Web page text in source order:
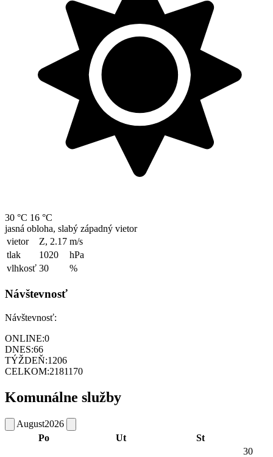
30 °C 16 °C
jasná obloha, slabý západný vietor
vietor
Z, 2.17 m/s
tlak
1020
hPa
vlhkosť 30 %
Návštevnosť
Návštevnosť:
ONLINE:0
DNES:66
TÝŽDEŇ:1206
CELKOM:2181170
Komunálne služby
August2026
Po
Ut St
30